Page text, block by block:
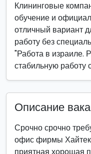
Клининговые
обучение и
отличный вариант
работу без
"Работа в израиле.
стабильную работу
Описание
Срочно срочно
офис фирмы